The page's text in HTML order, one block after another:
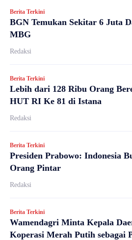
Berita Terkini
BGN Temukan Sekitar 6 Juta
MBG
Redaksi
Berita Terkini
Lebih dari 128 Ribu Orang
HUT RI Ke 81 di Istana
Redaksi
Berita Terkini
Presiden Prabowo: Indonesia
Orang Pintar
Redaksi
Berita Terkini
Wamendagri Minta Kepala
Koperasi Merah Putih sebagai